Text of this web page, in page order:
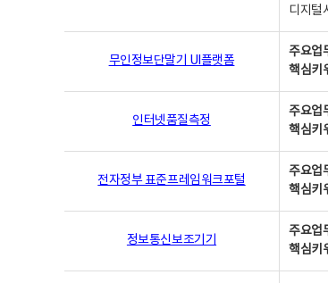
디지털
무인정보단말기 UI플랫폼
주요업
핵심키
인터넷품질측정
주요업
핵심키
전자정부 표준프레임워크포털
주요업
핵심키
정보통신보조기기
주요업
핵심키